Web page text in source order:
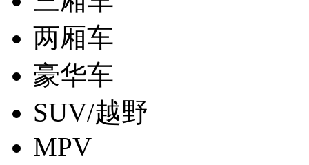
两厢车
豪华车
SUV/越野
MPV